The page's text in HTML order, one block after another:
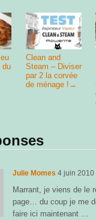
du
Clean and
Steam – Diviser
par 2 la corvée
de ménage ! →
Julie Momes 4 juin 2010
Marrant, je viens de le
page… du coup je me
faire ici maintenant …